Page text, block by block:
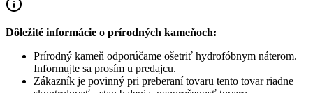
Dôležité informácie o prírodných kameňoch:
Prírodný kameň odporúčame ošetriť hydrofóbnym náterom.
Informujte sa prosím u predajcu.
Zákazník je povinný pri preberaní tovaru tento tovar riadne